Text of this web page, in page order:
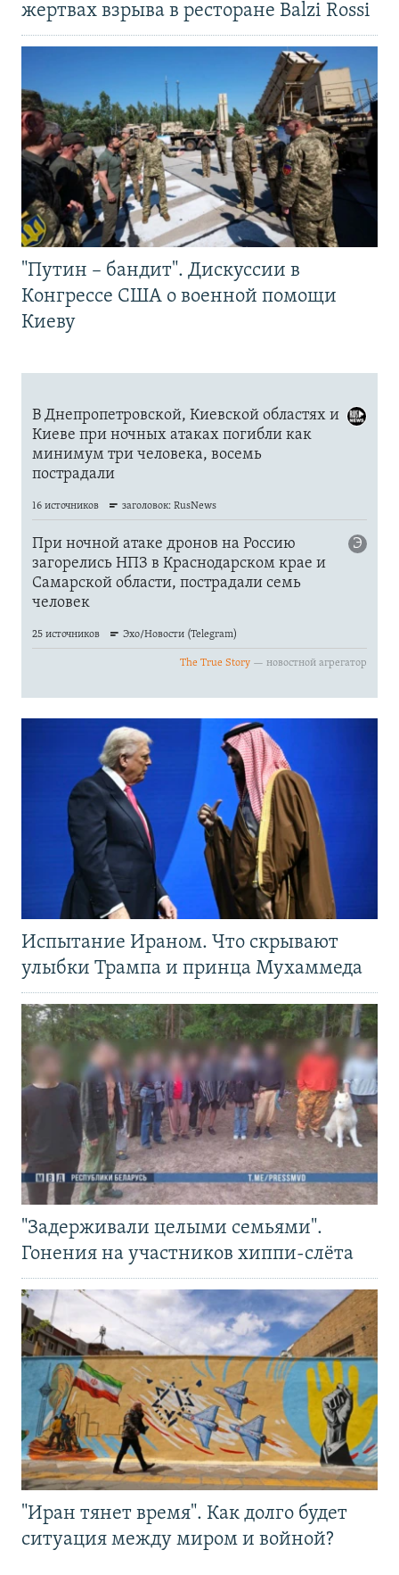
жертвах взрыва в ресторане Balzi Rossi
"Путин – бандит". Дискуссии в
Конгрессе США о военной помощи
Киеву
Испытание Ираном. Что скрывают
улыбки Трампа и принца Мухаммеда
"Задерживали целыми семьями".
Гонения на участников хиппи-слёта
"Иран тянет время". Как долго будет
ситуация между миром и войной?